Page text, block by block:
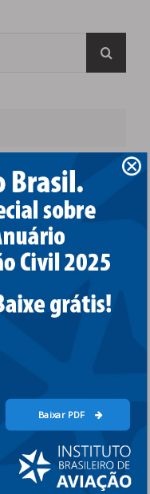
ao 79º
com regulados
aeroclubes
Brasileiros
de Moura
de Direito
da OAB
Baixar PDF